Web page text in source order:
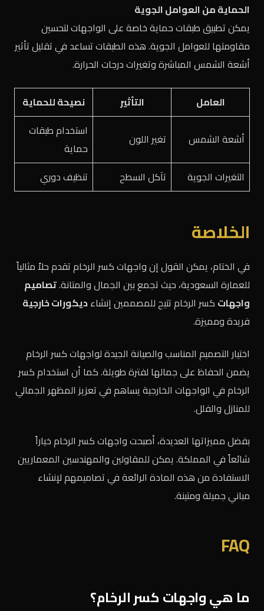
الحماية من العوامل الجوية
يمكن تطبيق طبقات حماية خاصة على الواجهات لتحسين
مقاومتها للعوامل الجوية. هذه الطبقات تساعد في تقليل تأثير
أشعة الشمس المباشرة وتغيرات درجات الحرارة.
العامل التأثير نصيحة للحماية
أشعة الشمس تغير اللون
استخدام طبقات
حماية
التغيرات الجوية
تآكل السطح تنظيف دوري
الخلاصة
في الختام، يمكن القول إن واجهات كسر الرخام تقدم حلاً مثالياً
للعمارة السعودية، حيث تجمع بين الجمال والمتانة.تصاميم
واجهات كسر الرخام تتيح للمصممين إنشاءديكورات خارجية
فريدة ومميزة.
اختيار التصميم المناسب والصيانة الجيدة لواجهات كسر الرخام
يضمن الحفاظ على جمالها لفترة طويلة. كما أن استخدام كسر
الرخام في الواجهات الخارجية يساهم في تعزيز المظهر الجمالي
للمنازل والفلل.
بفضل مميزاتها العديدة، أصبحت واجهات كسر الرخام خياراً
شائعاً في المملكة. يمكن للمقاولين والمهندسين المعماريين
الاستفادة من هذه المادة الرائعة في تصاميمهم لإنشاء
مباني جميلة ومتينة.
FAQ
ما هي واجهات كسر الرخام؟